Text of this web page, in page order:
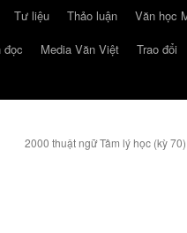
Tư liệu Thảo luận Văn học
đọc Media Văn Việt Trao đổi
2000 thuật ngữ Tâm lý học (kỳ 70)